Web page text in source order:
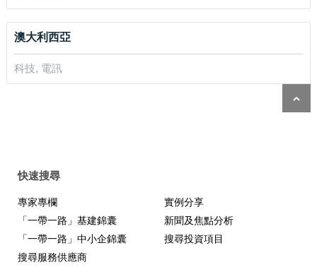
澳大利西亞
科技, 電訊
快速搜尋
專家專欄
實例分享
「一帶一路」基建錦囊
新聞及焦點分析
「一帶一路」中小企錦囊
搜尋投資項目
搜尋服務供應商